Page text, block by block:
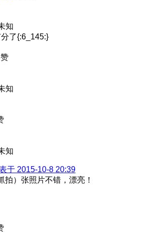
知
了{:6_145:}
赞
知
知
于 2015-10-8 20:39
拍）张照片不错，漂亮！